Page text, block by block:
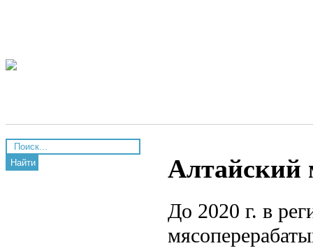
Найти Алтайский
До 2020 г. в